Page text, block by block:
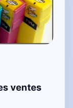
ventes